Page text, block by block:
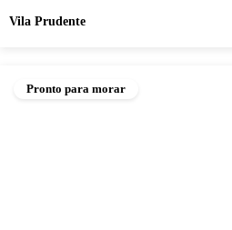
Vila Prudente
Pronto para morar